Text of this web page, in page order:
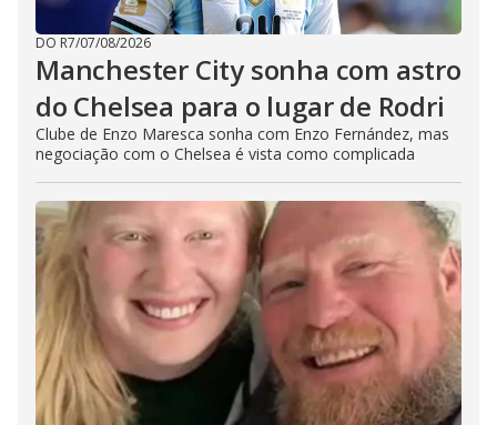
DO R7/07/08/2026
Manchester City sonha com astro
do Chelsea para o lugar de Rodri
Clube de Enzo Maresca sonha com Enzo Fernández, mas
negociação com o Chelsea é vista como complicada